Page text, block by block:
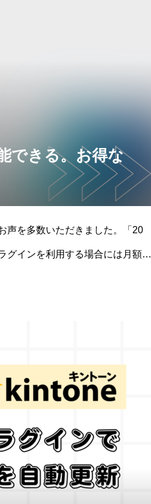
できる。お得な
声を多数いただきました。「20
グインを利用する場合には月額利